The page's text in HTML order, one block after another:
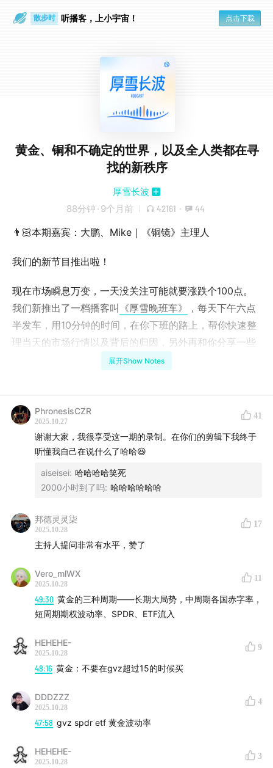
通勤路上 听播客，上小宇宙！ 点击下载
黄金、铜和不确定的世界，以及全人类都在寻
找的新秩序
厚雪长波
88分钟 · 9个月前 42161 · 44
👨🏻本期嘉宾：大鹏、Mike｜《铜镜》主理人
我们的新节目推出啦！
现在市场瞬息万变，一天没关注可能就要涨跌个100点。
我们新推出了一档播客叫 《厚雪晚班车》
，每天下午六点
半发车，用10分钟的时间，在你下班的路上，帮你快速整
理当天的市场行情以及背后的归因，另外再和你分享一些
有用的投资方法论。每天积累一点，让你不会漏掉最重要
单集介绍
“当世界无法被预测，市场开始寻找信仰。”
这一期节目，我们和《铜镜》的两位主理人大鹏和Mike一
黄金与铜。一个代表避险，一个代表增长。一个在混乱中
被追逐，一个在建设中被需要。
政策不确定性（TPU）的飙升，我们讨论了一个越来越现
实的问题：在地缘政治频繁震荡、全球赤字飙升的世界
里，黄金究竟反映了什么？它真的在对抗通胀吗？还是在
心理学问题。当地缘政治、贸易战、通胀与债务的叙事层
层叠加，投资者的核心问题变成了：在一切都不确定的世
界里，什么东西还能保持确定？黄金，不再只是一个“避险
资产”，而是一种“系统性怀疑”的体现：怀疑货币、怀疑制
度、怀疑秩序。它的价格，是对世界信任度的镜像。
展开Show Notes
PhronesisCZR
2025.10.27
41
谢谢大家，我很享受这一期的录制。在你们的剪辑下我终于
听懂我自己在说什么了哈哈😆
aiseisei: 哈哈哈哈笑死
2000小时到了吗: 哈哈哈哈哈哈
邦德灵灵柒
2025.10.28
17
主持人提问非常有水平，赞了
Vero_mlWX
2025.10.28
11
49:30 黄金的三种周期——长期大局势，中周期各国赤字率，
短周期期权波动率、SPDR、ETF流入
HEHEHE-
2025.10.28
9
48:16 黄金：不要在gvz超过15的时候买
DDDZZZ
2025.10.28
4
47:58 gvz spdr etf 黄金波动率
HEHEHE-
2025.10.28
3